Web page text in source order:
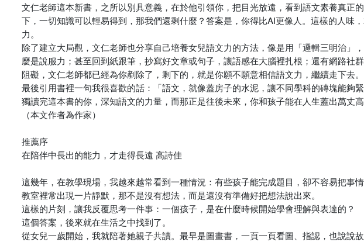
文仁老師這本新書，之所以別具意義，在於他引領你，把目光放遠，看到語文素養真
下，一切知識可以輕易得到，那我們還剩什麼？答案是，你得比AI更像人。這樣的人味
力。
除了建立大局觀，文仁老師也分享自己培養女兒語文力的方法，像是用「邏輯三明治
麼是說服力；甚至回到紙跟筆，抄寫好文章或句子，讓語感在大腦裡扎根；還有網路
阻礙，文仁老師都已經為你剷除了，剩下的，就是你願不願意相信語文力，繼續走下去。
最後引用書裡一句我很喜歡的話：「語文，就像蓋房子的水泥，讓不同學科的磚塊能
獨讀完這本書的你，深知語文的力量，而那正是往後未來，你和孩子能在人生蓋出萬丈高
（本文作者為作家）
推薦序
在陪伴中長出的能力，才走得長遠 高詩佳
這幾年，在教學現場，我越來越常看到一種情況：有些孩子能完成題目，卻不容易把事
教室裡常出現一片靜默，那不是沒有想法，而是還沒有準備好把想法說出來。
這樣的片刻，讓我反覆思考一件事：一個孩子，是在什麼時候開始學會理解與表達的？
這個答案，後來就在生活之中找到了。
從女兒一歲開始，我就陪著她親子共讀。最早是圖畫書，一頁一頁看圖、指認，也說